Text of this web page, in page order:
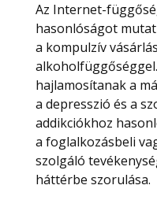
Az Internet-
hasonlóságot
a kompulzív
hajlamosítanak a
a depresszió és a
addikciókhoz
a foglalkozásbeli
szolgáló
háttérbe szorulása.